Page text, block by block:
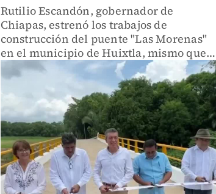
Rutilio Escandón, gobernador de
Chiapas, estrenó los trabajos de
construcción del puente "Las Morenas"
en el municipio de Huixtla, mismo que
será fundamental para la conectividad y
el fortalecimiento de las actividades
comerciales de la región.